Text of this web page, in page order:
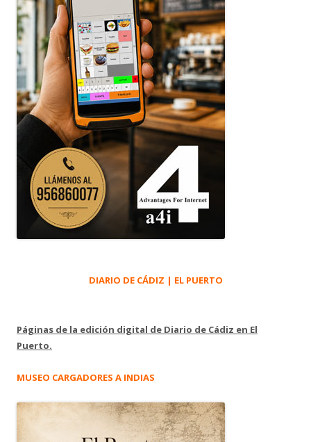
DIARIO DE CÁDIZ | EL PUERTO
Páginas de la edición digital de Diario de Cádiz en El
Puerto.
MUSEO CARGADORES A INDIAS